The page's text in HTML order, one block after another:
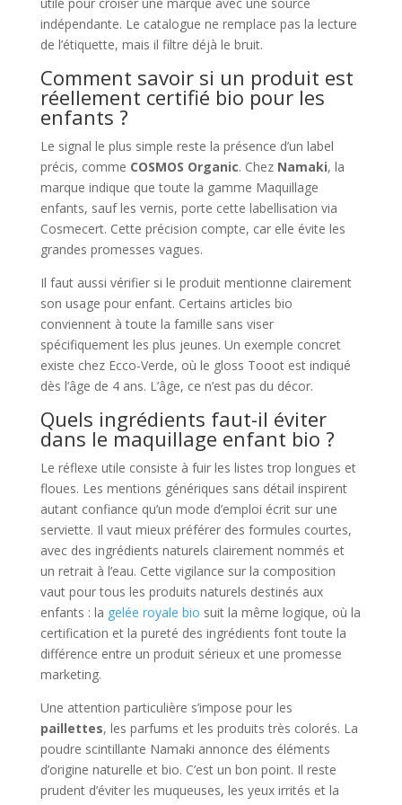
indépendante. Le catalogue ne remplace pas la lecture
de l’étiquette, mais il filtre déjà le bruit.
Comment savoir si un produit est
réellement certifié bio pour les
enfants ?
Le signal le plus simple reste la présence d’un label
précis, comme COSMOS Organic. Chez Namaki, la
marque indique que toute la gamme Maquillage
enfants, sauf les vernis, porte cette labellisation via
Cosmecert. Cette précision compte, car elle évite les
grandes promesses vagues.
Il faut aussi vérifier si le produit mentionne clairement
son usage pour enfant. Certains articles bio
conviennent à toute la famille sans viser
spécifiquement les plus jeunes. Un exemple concret
existe chez Ecco-Verde, où le gloss Tooot est indiqué
dès l’âge de 4 ans. L’âge, ce n’est pas du décor.
Quels ingrédients faut-il éviter
dans le maquillage enfant bio ?
Le réflexe utile consiste à fuir les listes trop longues et
floues. Les mentions génériques sans détail inspirent
autant confiance qu’un mode d’emploi écrit sur une
serviette. Il vaut mieux préférer des formules courtes,
avec des ingrédients naturels clairement nommés et
un retrait à l’eau. Cette vigilance sur la composition
vaut pour tous les produits naturels destinés aux
enfants : la gelée royale bio suit la même logique, où la
certification et la pureté des ingrédients font toute la
différence entre un produit sérieux et une promesse
marketing.
Une attention particulière s’impose pour les
paillettes, les parfums et les produits très colorés. La
poudre scintillante Namaki annonce des éléments
d’origine naturelle et bio. C’est un bon point. Il reste
prudent d’éviter les muqueuses, les yeux irrités et la